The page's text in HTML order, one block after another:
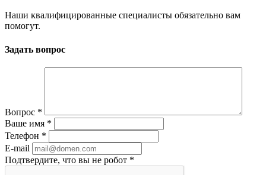
Наши квалифицированные специалисты обязательно вам
помогут.
Задать вопрос
Вопрос *
Ваше имя *
Телефон *
E-mail
Подтвердите, что вы не робот *